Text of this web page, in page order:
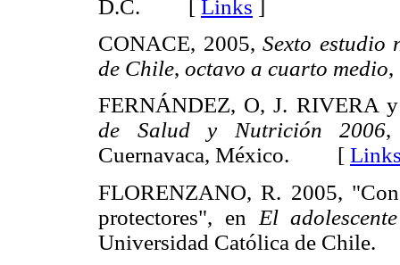
D.C. [ Links ]
CONACE, 2005,Sexto estudio
de Chile, octavo a cuarto medio
FERNÁNDEZ, O, J. RIVERA
de Salud y Nutrición 2006,
Cuernavaca, México. [
FLORENZANO, R. 2005,
protectores", en El
Universidad Católica de